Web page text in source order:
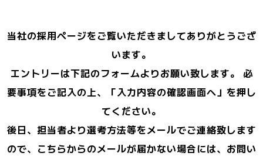
当社の採用ページをご覧いただきましてありがとうござ
います。
エントリーは下記のフォームよりお願い致します。 必
要事項をご記入の上、「入力内容の確認画面へ」を押し
てください。
後日、担当者より選考方法等をメールでご連絡致します
ので、こちらからのメールが届かない場合には、お問い